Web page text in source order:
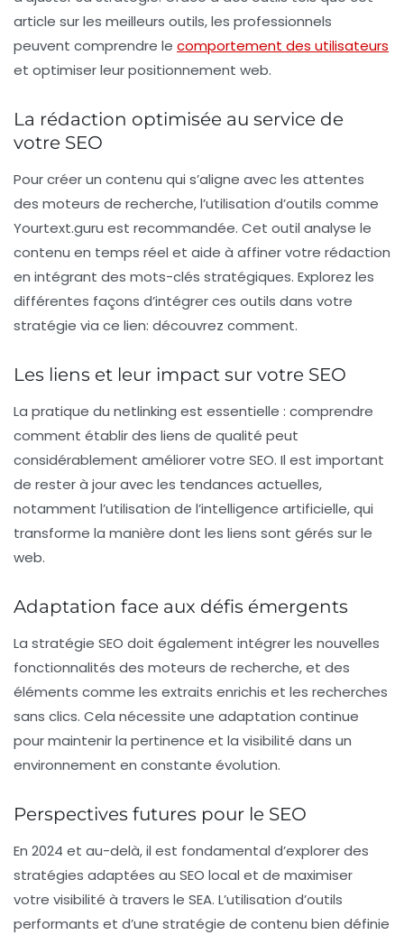
article sur les meilleurs outils, les professionnels
peuvent comprendre le comportement des utilisateurs
et optimiser leur positionnement web.
La rédaction optimisée au service de
votre SEO
Pour créer un contenu qui s’aligne avec les attentes
des moteurs de recherche, l’utilisation d’outils comme
Yourtext.guru est recommandée. Cet outil analyse le
contenu en temps réel et aide à affiner votre rédaction
en intégrant des mots-clés stratégiques. Explorez les
différentes façons d’intégrer ces outils dans votre
stratégie via ce lien: découvrez comment.
Les liens et leur impact sur votre SEO
La pratique du netlinking est essentielle : comprendre
comment établir des liens de qualité peut
considérablement améliorer votre SEO. Il est important
de rester à jour avec les tendances actuelles,
notamment l’utilisation de l’intelligence artificielle, qui
transforme la manière dont les liens sont gérés sur le
web.
Adaptation face aux défis émergents
La stratégie SEO doit également intégrer les nouvelles
fonctionnalités des moteurs de recherche, et des
éléments comme les extraits enrichis et les recherches
sans clics. Cela nécessite une adaptation continue
pour maintenir la pertinence et la visibilité dans un
environnement en constante évolution.
Perspectives futures pour le SEO
En 2024 et au-delà, il est fondamental d’explorer des
stratégies adaptées au SEO local et de maximiser
votre visibilité à travers le SEA. L’utilisation d’outils
performants et d’une stratégie de contenu bien définie